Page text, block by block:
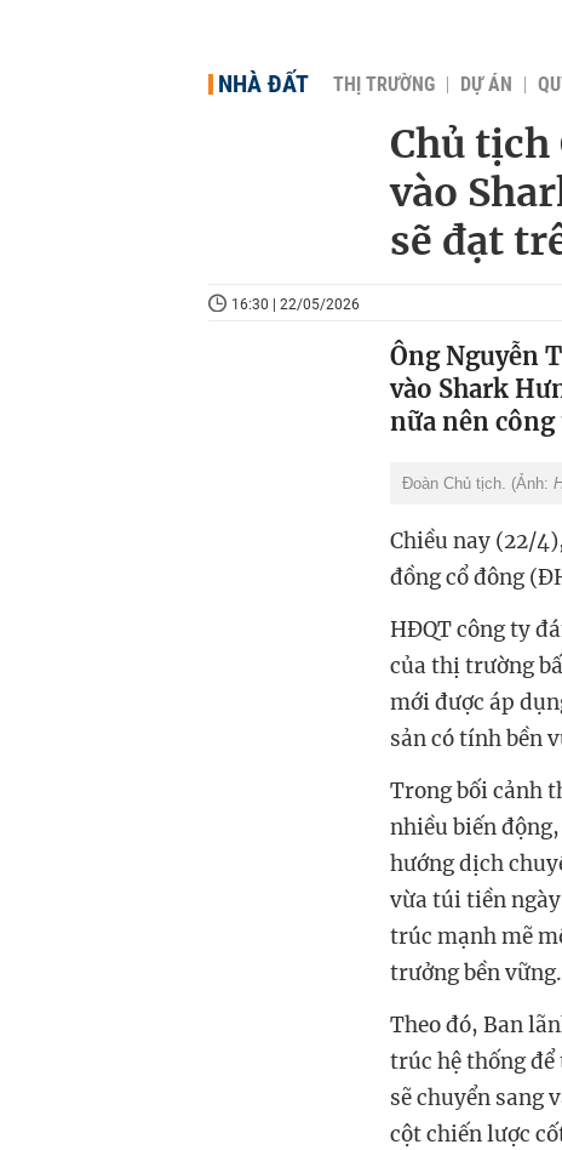
NHÀ ĐẤT THỊ TRƯỜNG DỰ ÁN
Chủ tịch
vào
sẽ đạt
16:30 | 22/05/2026
Ông Nguyễn
vào Shark
nữa nên công
Đoàn Chủ tịch. (Ảnh:
Chiều nay (22/
đồng cổ đông
HĐQT công ty
của thị trường
mới được áp
sản có tính bền
Trong bối cảnh
nhiều biến
hướng dịch
vừa túi tiền
trúc mạnh mẽ
trưởng bền vững.
Theo đó, Ban
trúc hệ thống
sẽ chuyển sang
cột chiến lược